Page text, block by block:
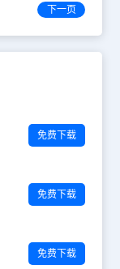
下一页
免费下载
免费下载
免费下载